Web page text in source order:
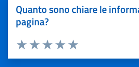
Quanto sono chiare le
pagina?
Valuta 5 stelle su 5
Valuta 4 stelle su 5
Valuta 3 stelle su 5
Valuta 2 stelle su 5
Valuta 1 stelle su 5